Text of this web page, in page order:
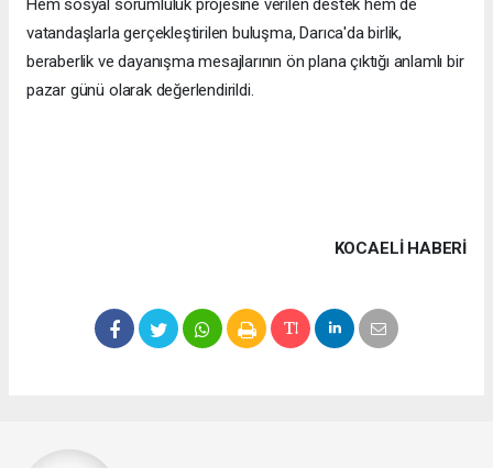
Hem sosyal sorumluluk projesine verilen destek hem de
vatandaşlarla gerçekleştirilen buluşma, Darıca'da birlik,
beraberlik ve dayanışma mesajlarının ön plana çıktığı anlamlı bir
pazar günü olarak değerlendirildi.
KOCAELI HABERİ